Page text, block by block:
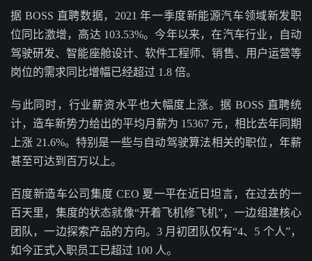
据 BOSS 直聘数据，2021 年一季度新能源汽车领域新发职
位同比激增，高达 103.53%。今年以来，在汽车行业，自动
驾驶研发、智能座舱设计、软件工程师、销售、用户运营等
岗位的需求同比增幅已经超过 1.8 倍。
与此同时，行业薪资水平也大幅度上涨。据 BOSS 直聘统
计，造车新势力给出的平均月薪为 15367 元，相比去年同期
上涨 21.6%。特别是一些与自动驾驶算法相关的职位，年薪
甚至可达到百万以上。
百度新造车公司集度 CEO 夏一平在近日坦言，在过去的一
百天里，集度的状态就像“开着飞机修飞机”，一边组建核心
团队，一边探索产品的方向。3 月初团队仅有“4、5 个人”，
如今正式入职员工已超过 100 人。